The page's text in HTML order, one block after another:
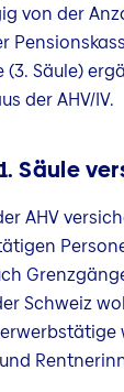
von der
Säule)
der AHV/IV.
Säule
AHV
Schweiz